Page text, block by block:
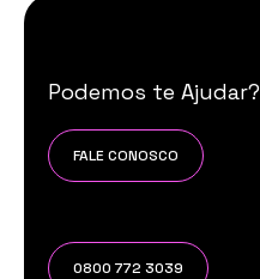
Podemos te Ajudar?
FALE CONOSCO
0800 772 3039